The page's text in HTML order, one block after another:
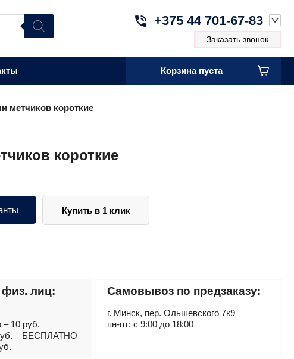
+375 44 701-67-83
Заказать звонок
Корзина пуста
метчиков короткие
короткие
Купить в 1 клик
физ. лиц:
– 10 руб.
– БЕСПЛАТНО
Самовывоз по предзаказу:
г. Минск, пер. Ольшевского 7к9
пн-пт: с 9:00 до 18:00